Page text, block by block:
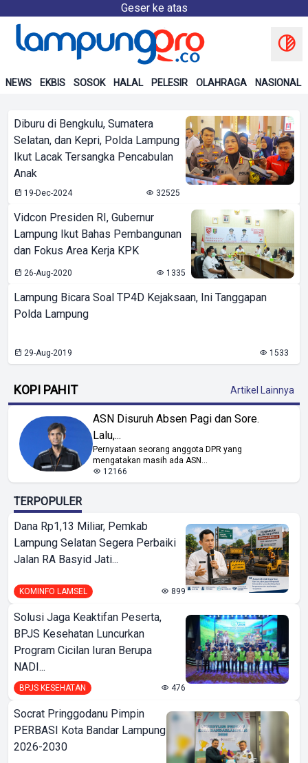
Geser ke atas
NEWS EKBIS SOSOK HALAL PELESIR OLAHRAGA NASIONAL
Diburu di Bengkulu, Sumatera
Selatan, dan Kepri, Polda Lampung
Ikut Lacak Tersangka Pencabulan
Anak
19-Dec-2024 32525
Vidcon Presiden RI, Gubernur
Lampung Ikut Bahas Pembangunan
dan Fokus Area Kerja KPK
26-Aug-2020 1335
Lampung Bicara Soal TP4D Kejaksaan, Ini Tanggapan
Polda Lampung
29-Aug-2019 1533
KOPI PAHIT Artikel Lainnya
ASN Disuruh Absen Pagi dan Sore.
Lalu,...
Pernyataan seorang anggota DPR yang
mengatakan masih ada ASN...
12166
TERPOPULER
Dana Rp1,13 Miliar, Pemkab
Lampung Selatan Segera Perbaiki
Jalan RA Basyid Jati...
KOMINFO LAMSEL 899
Solusi Jaga Keaktifan Peserta,
BPJS Kesehatan Luncurkan
Program Cicilan Iuran Berupa
NADI...
BPJS KESEHATAN 476
Socrat Pringgodanu Pimpin
PERBASI Kota Bandar Lampung
2026-2030